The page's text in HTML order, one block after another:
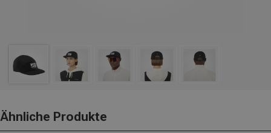
Ähnliche Produkte